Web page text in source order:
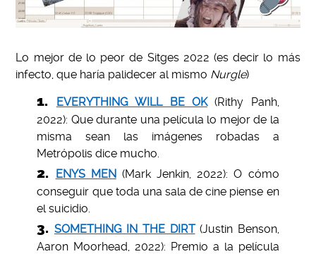
Lo mejor de lo peor de Sitges 2022 (es decir lo más
infecto, que haría palidecer al mismo Nurgle)
EVERYTHING WILL BE OK(Rithy Panh,
2022): Que durante una película lo mejor de la
misma sean las imágenes robadas a
Metrópolis dice mucho.
ENYS MEN (Mark Jenkin, 2022): O cómo
conseguir que toda una sala de cine piense en
el suicidio.
SOMETHING IN THE DIRT(Justin Benson,
Aaron Moorhead, 2022): Premio a la película